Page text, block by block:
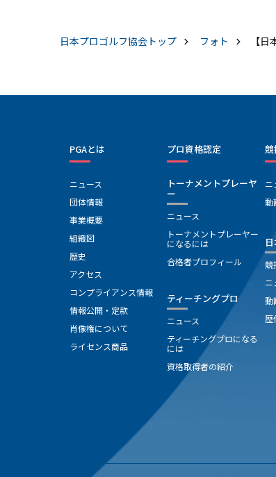
日本プロゴルフ協会 トップ フォト 【
PGAとは
ニュース
団体情報
事業概要
組織図
歴史
アクセス
コンプライアンス情報
情報公開・定款
肖像権について
ライセンス商品
プロ資格認定
トーナメントプレーヤ
ー
ニュース
トーナメントプレーヤー
になるには
合格者プロフィール
ティーチングプロ
ニュース
ティーチングプロになる
には
資格取得者の紹介
競
ニ
動
競
ニ
動
歴